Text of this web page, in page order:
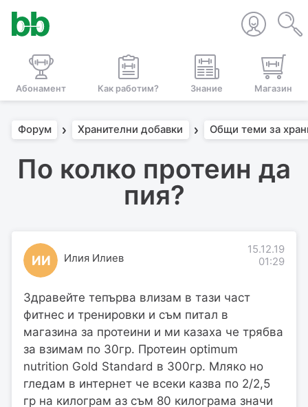
Абонамент Как работим? Знание Магазин
Форум Хранителни добавки Общи теми за
По колко протеин да
пия?
ИИ Илия Илиев
15.12.19
01:29
Здравейте тепърва влизам в тази част
фитнес и тренировки и съм питал в
магазина за протеини и ми казаха че трябва
за взимам по 30гр. Протеин optimum
nutrition Gold Standard в 300гр. Мляко но
гледам в интернет че всеки казва по 2/2,5
гр на килограм аз съм 80 килограма значи